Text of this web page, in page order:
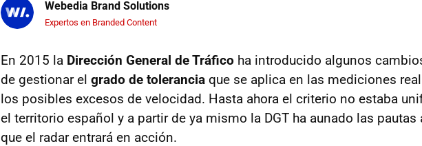
Webedia Brand Solutions
Expertos en Branded Content
En 2015 la Dirección General de Tráfico ha introducido algunos
de gestionar el grado de tolerancia que se aplica en las mediciones
los posibles excesos de velocidad. Hasta ahora el criterio no estaba
el territorio español y a partir de ya mismo la DGT ha aunado las pautas
que el radar entrará en acción.